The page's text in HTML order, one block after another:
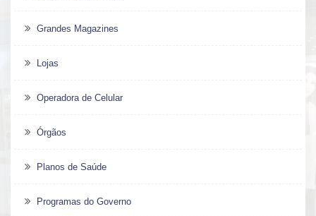
Grandes Magazines
Lojas
Operadora de Celular
Órgãos
Planos de Saúde
Programas do Governo